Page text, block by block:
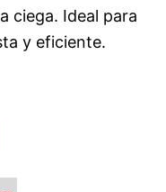
ciega. Ideal para
y eficiente.